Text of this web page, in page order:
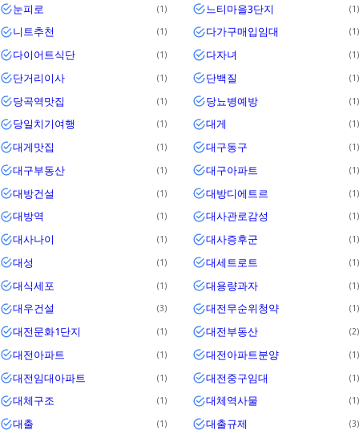
눈피로 1 느티마을3단지 1
니트추천 1 다가구매입임대 1
다이어트식단 1 다자녀 1
단거리이사 1 단백질 1
당곡역맛집 1 당뇨병예방 1
당일치기여행 1 대게 1
대게맛집 1 대구동구 1
대구부동산 1 대구아파트 1
대방건설 1 대방디에트르 1
대방역 1 대사관로감성 1
대사나이 1 대사증후군 1
대성 1 대세트로트 1
대식세포 1 대용량과자 1
대우건설 3 대전무순위청약 1
대전문화1단지 1 대전부동산 2
대전아파트 1 대전아파트분양 1
대전임대아파트 1 대전중구임대 1
대체구조 1 대체역사물 1
대출 1 대출규제 3